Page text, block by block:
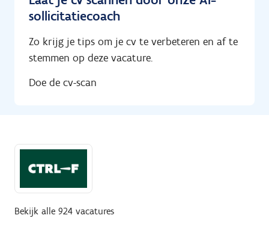
sollicitatiecoach
Zo krijg je tips om je cv te verbeteren en af te
stemmen op deze vacature.
Doe de cv-scan
Bekijk alle 924 vacatures